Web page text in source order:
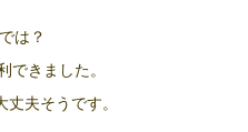
は？
できました。
夫そうです。